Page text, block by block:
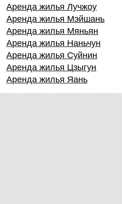
Аренда жилья Лучжоу
Аренда жилья Мэйшань
Аренда жилья Мяньян
Аренда жилья Наньчун
Аренда жилья Суйнин
Аренда жилья Цзыгун
Аренда жилья Яань